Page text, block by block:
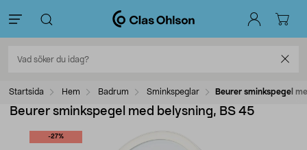
Startsida Hem Badrum Sminkspeglar Beurer sminkspegel
Beurer sminkspegel med belysning, BS 45
-27%